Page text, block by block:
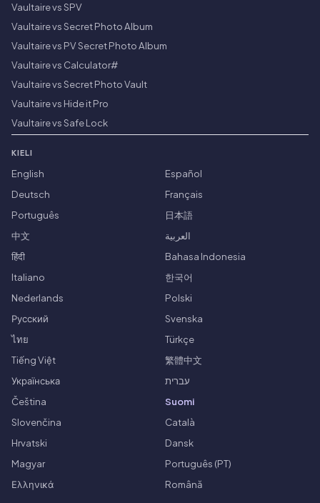
Vaultaire vs SPV
Vaultaire vs Secret Photo Album
Vaultaire vs PV Secret Photo Album
Vaultaire vs Calculator#
Vaultaire vs Secret Photo Vault
Vaultaire vs Hide it Pro
Vaultaire vs Safe Lock
KIELI
English
Español
Deutsch
Français
Português
日本語
中文
العربية
हिंदी
Bahasa Indonesia
Italiano
한국어
Nederlands
Polski
Русский
Svenska
ไทย
Türkçe
Tiếng Việt
繁體中文
Українська
עברית
Čeština
Suomi
Slovenčina
Català
Hrvatski
Dansk
Magyar
Português (PT)
Ελληνικά
Română